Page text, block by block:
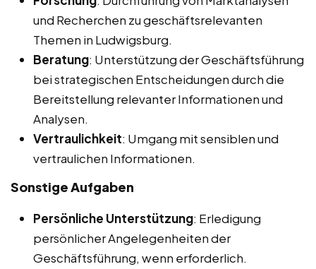
und Recherchen zu geschäftsrelevanten
Themen in Ludwigsburg.
Beratung: Unterstützung der Geschäftsführung
bei strategischen Entscheidungen durch die
Bereitstellung relevanter Informationen und
Analysen.
Vertraulichkeit: Umgang mit sensiblen und
vertraulichen Informationen.
Sonstige Aufgaben
Persönliche Unterstützung: Erledigung
persönlicher Angelegenheiten der
Geschäftsführung, wenn erforderlich.